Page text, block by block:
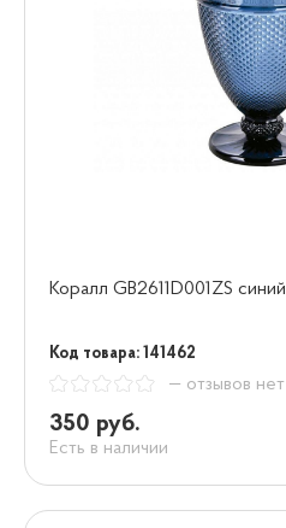
Коралл GB2611D001ZS синий
Код товара: 141462
— отзывов нет
350 руб.
Есть в наличии